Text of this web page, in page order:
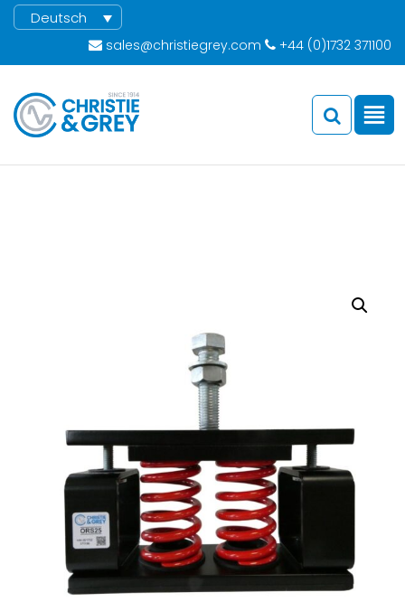
Deutsch
sales@christiegrey.com +44 (0)1732 371100